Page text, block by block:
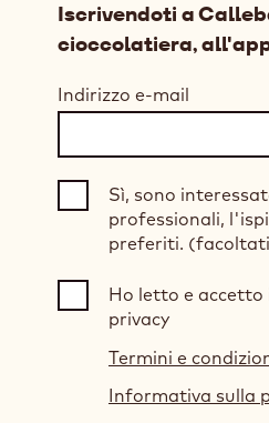
Iscrivendoti a
cioccolatiera,
Indirizzo e-mail
Sì, sono
professionali,
preferiti.
Ho letto e accetto
privacy
Termini e
Informativa sulla